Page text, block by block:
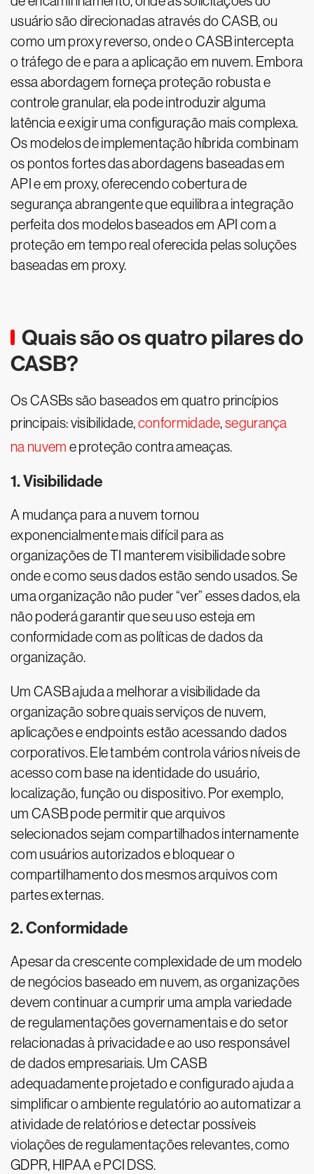
usuário são direcionadas através do CASB, ou
como um proxy reverso, onde o CASB intercepta
o tráfego de e para a aplicação em nuvem. Embora
essa abordagem forneça proteção robusta e
controle granular, ela pode introduzir alguma
latência e exigir uma configuração mais complexa.
Os modelos de implementação híbrida combinam
os pontos fortes das abordagens baseadas em
API e em proxy, oferecendo cobertura de
segurança abrangente que equilibra a integração
perfeita dos modelos baseados em API com a
proteção em tempo real oferecida pelas soluções
baseadas em proxy.
Quais são os quatro pilares do
CASB?
Os CASBs são baseados em quatro princípios
principais: visibilidade,conformidade,segurança
na nuvem e proteção contra ameaças.
1. Visibilidade
A mudança para a nuvem tornou
exponencialmente mais difícil para as
organizações de TI manterem visibilidade sobre
onde e como seus dados estão sendo usados. Se
uma organização não puder “ver” esses dados, ela
não poderá garantir que seu uso esteja em
conformidade com as políticas de dados da
organização.
Um CASB ajuda a melhorar a visibilidade da
organização sobre quais serviços de nuvem,
aplicações e endpoints estão acessando dados
corporativos. Ele também controla vários níveis de
acesso com base na identidade do usuário,
localização, função ou dispositivo. Por exemplo,
um CASB pode permitir que arquivos
selecionados sejam compartilhados internamente
com usuários autorizados e bloquear o
compartilhamento dos mesmos arquivos com
partes externas.
2. Conformidade
Apesar da crescente complexidade de um modelo
de negócios baseado em nuvem, as organizações
devem continuar a cumprir uma ampla variedade
de regulamentações governamentais e do setor
relacionadas à privacidade e ao uso responsável
de dados empresariais. Um CASB
adequadamente projetado e configurado ajuda a
simplificar o ambiente regulatório ao automatizar a
atividade de relatórios e detectar possíveis
violações de regulamentações relevantes, como
GDPR, HIPAA e PCI DSS.